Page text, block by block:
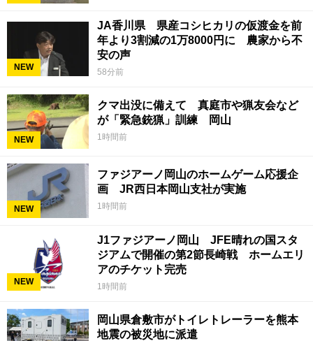
NEW
JA香川県 県産コシヒカリの仮渡金を前
年より3割減の1万8000円に 農家から不
安の声
58分前
NEW
クマ出没に備えて 真庭市や猟友会など
が「緊急銃猟」訓練 岡山
1時間前
NEW
ファジアーノ岡山のホームゲーム応援企
画 JR西日本岡山支社が実施
1時間前
NEW
J1ファジアーノ岡山 JFE晴れの国スタ
ジアムで開催の第2節長崎戦 ホームエリ
アのチケット完売
1時間前
岡山県倉敷市がトイレトレーラーを熊本
地震の被災地に派遣